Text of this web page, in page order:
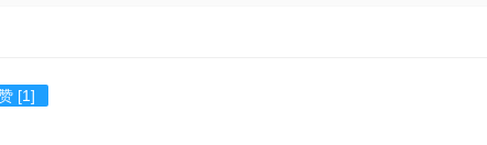
[1]